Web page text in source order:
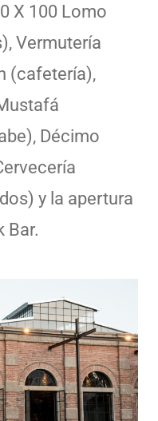
X 100 Lomo
Vermutería
(cafetería),
Décimo
y la apertura
Bar.